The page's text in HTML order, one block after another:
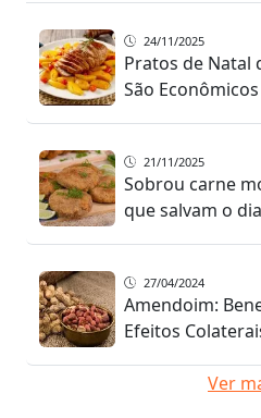
24/11/2025
Pratos de Natal
São Econômicos
21/11/2025
Sobrou carne
que salvam o dia
27/04/2024
Amendoim:
Efeitos
Ver